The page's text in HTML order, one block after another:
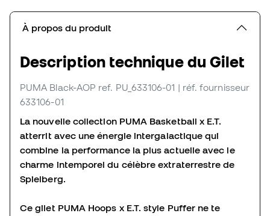
À propos du produit
Description technique du Gilet
PUMA Black-AOP ref. PU_633106-01 | réf. fournisseur
633106-01
La nouvelle collection PUMA Basketball x E.T.
atterrit avec une énergie intergalactique qui
combine la performance la plus actuelle avec le
charme intemporel du célèbre extraterrestre de
Spielberg.
Ce gilet PUMA Hoops x E.T. style Puffer ne te